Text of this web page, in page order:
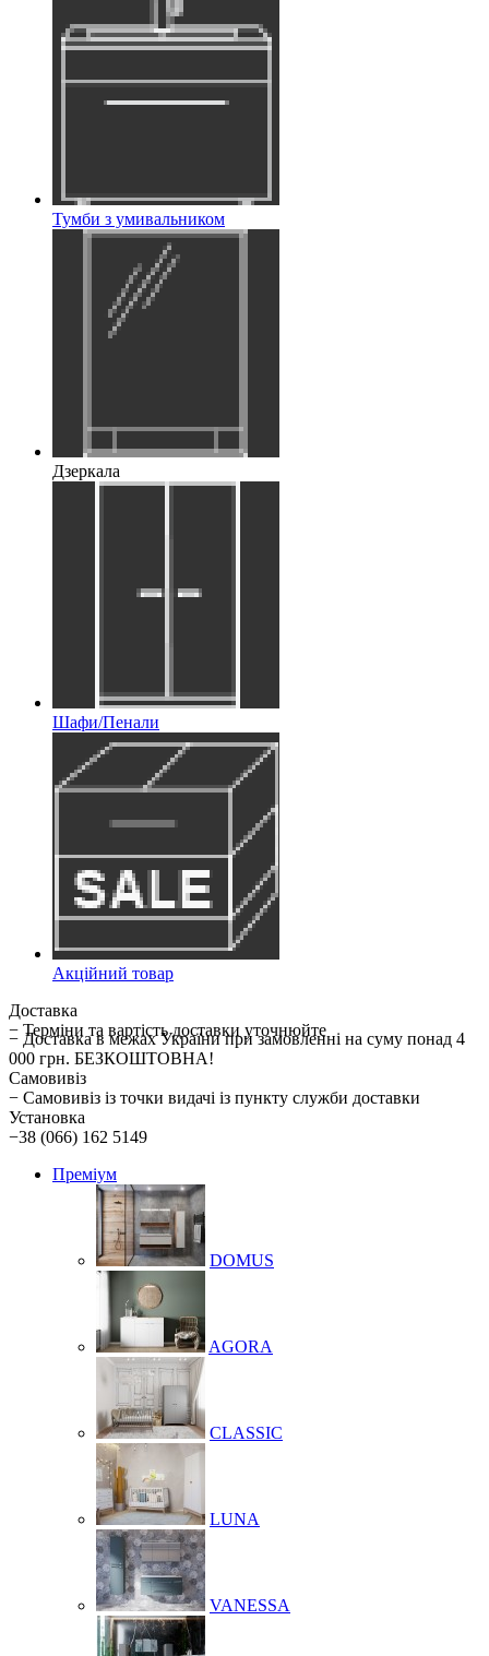
Тумби з умивальником
Дзеркала
Шафи/Пенали
Акційний товар
Доставка
− Терміни та вартість доставки уточнюйте
− Доставка в межах України при замовленні на суму понад 4
000 грн. БЕЗКОШТОВНА!
Самовивіз
− Самовивіз із точки видачі із пункту служби доставки
Установка
−38 (066) 162 5149
Преміум
DOMUS
AGORA
CLASSIC
LUNA
VANESSA